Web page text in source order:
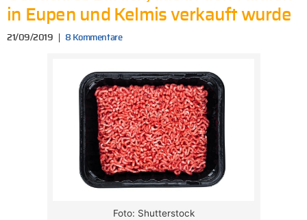
in Eupen und Kelmis verkauft wurde
21/09/2019 8 Kommentare
Foto: Shutterstock